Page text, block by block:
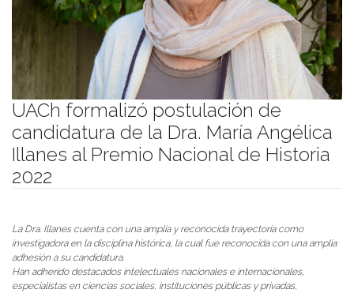
UACh formalizó postulación de
candidatura de la Dra. María Angélica
Illanes al Premio Nacional de Historia
2022
La Dra. Illanes cuenta con una amplia y reconocida trayectoria como
investigadora en la disciplina histórica, la cual fue reconocida con una amplia
adhesión a su candidatura.
Han adherido destacados intelectuales nacionales e internacionales,
especialistas en ciencias sociales, instituciones públicas y privadas,